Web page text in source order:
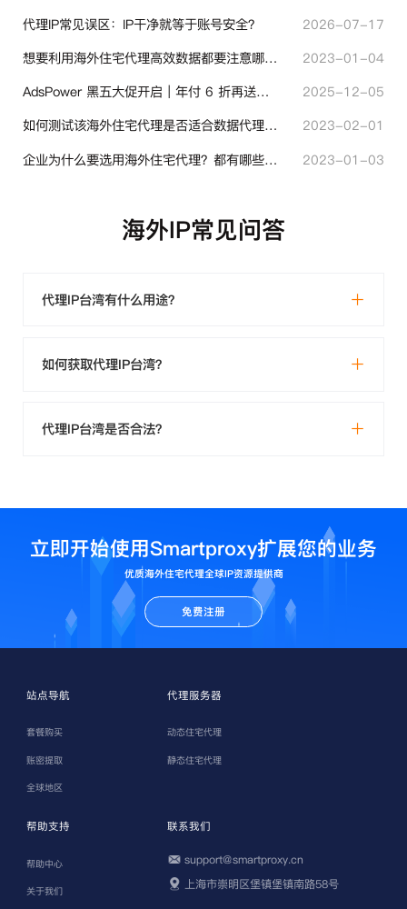
代理IP常见误区：IP干净就等于账号安全？
2026-07-17
想要利用海外住宅代理高效数据都要注意哪些地方？
2023-01-04
AdsPower 黑五大促开启｜年付 6 折再送半年＋豪礼抽奖
2025-12-05
如何测试该海外住宅代理是否适合数据代理使用？
2023-02-01
企业为什么要选用海外住宅代理？都有哪些帮助？
2023-01-03
海外IP常见问答
代理IP台湾有什么用途？
如何获取代理IP台湾？
代理IP台湾是否合法？
立即开始使用Smartproxy扩展您的业务
优质海外住宅代理全球IP资源提供商
免费注册
站点导航
套餐购买
账密提取
全球地区
代理服务器
动态住宅代理
静态住宅代理
帮助支持
帮助中心
关于我们
联系我们
support@smartproxy.cn
上海市崇明区堡镇堡镇南路58号